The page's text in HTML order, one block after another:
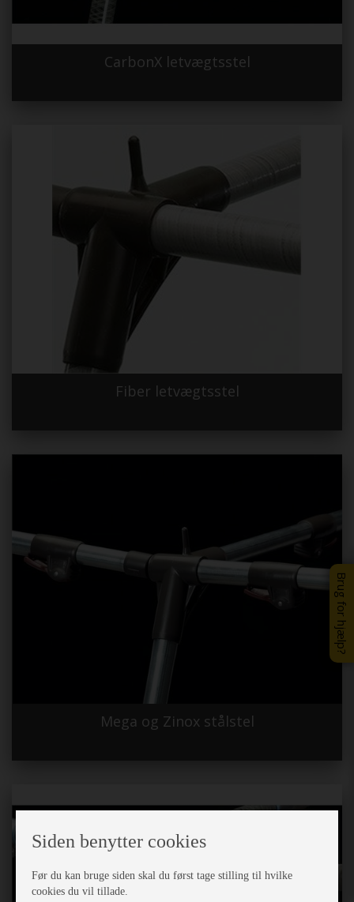
Brug for hjælp?
CarbonX letvægtsstel
Fiber letvægtsstel
Mega og Zinox stålstel
Siden benytter cookies
Før du kan bruge siden skal du først tage stilling til hvilke
cookies du vil tillade.